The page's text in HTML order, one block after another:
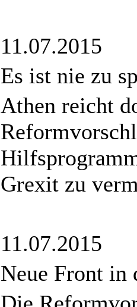
11.07.2015
Es ist nie zu
Athen reicht
Grexit zu
11.07.2015
Neue Front in